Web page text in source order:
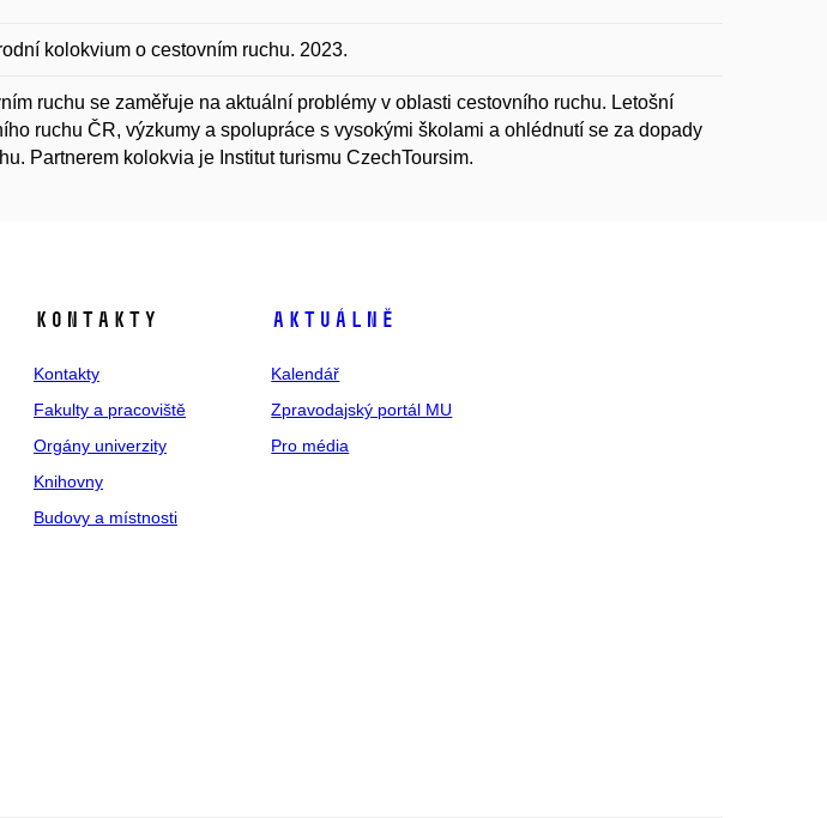
kolokvium o cestovním ruchu. 2023.
ruchu se zaměřuje na aktuální problémy v oblasti cestovního ruchu. Letošní
ruchu ČR, výzkumy a spolupráce s vysokými školami a ohlédnutí se za dopady
Partnerem kolokvia je Institut turismu CzechToursim.
Kontakty
Kontakty
Fakulty a pracoviště
Orgány univerzity
Knihovny
Budovy a místnosti
Aktuálně
Kalendář
Zpravodajský portál MU
Pro média